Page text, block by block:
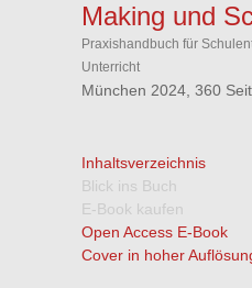
Making und
Praxishandbuch für
Unterricht
München 2024, 360
Inhaltsverzeichnis
Blick ins Buch
E-Book kaufen
Open Access E-Book
Cover in hoher